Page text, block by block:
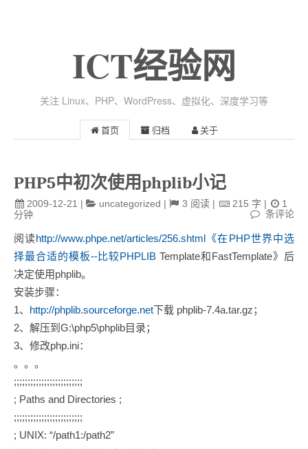
ICT经验网
关注 Linux、PHP、WordPress、虚拟化、深度学习等
首页 归档 关于
PHP5中初次使用phplib小记
2009-12-21 | uncategorized | 3 阅读| 215 字 |
1
分钟
条评论
阅读http://www.phpe.net/articles/256.shtml《在PHP世界中选
择最合适的模板--比较PHPLIB Template和FastTemplate》后
决定使用phplib。
安装步骤：
1、 http://phplib.sourceforge.net下载 phplib-7.4a.tar.gz；
2、解压到G:\php5\phplib目录；
3、修改php.ini：
。。。
;;;;;;;;;;;;;;;;;;;;;;;;;
; Paths and Directories ;
;;;;;;;;;;;;;;;;;;;;;;;;;
; UNIX: “/path1:/path2”